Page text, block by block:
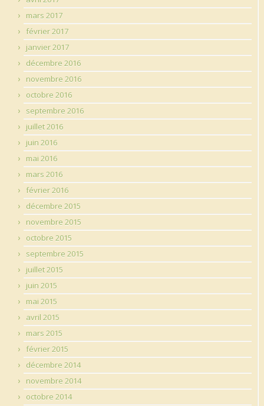
mars 2017
février 2017
janvier 2017
décembre 2016
novembre 2016
octobre 2016
septembre 2016
juillet 2016
juin 2016
mai 2016
mars 2016
février 2016
décembre 2015
novembre 2015
octobre 2015
septembre 2015
juillet 2015
juin 2015
mai 2015
avril 2015
mars 2015
février 2015
décembre 2014
novembre 2014
octobre 2014